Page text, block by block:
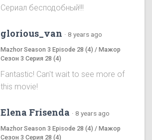
Сериал бесподобный!!!
glorious_van · 8 years ago
Mazhor Season 3 Episode 28 (4) / Мажор
Сезон 3 Серия 28 (4)
Fantastic! Can't wait to see more of
this movie!
Elena Frisenda · 8 years ago
Mazhor Season 3 Episode 28 (4) / Мажор
Сезон 3 Серия 28 (4)